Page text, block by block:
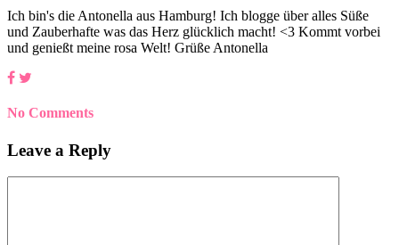
Ich bin's die Antonella aus Hamburg! Ich blogge über alles Süße
und Zauberhafte was das Herz glücklich macht! <3 Kommt vorbei
und genießt meine rosa Welt! Grüße Antonella
No Comments
Leave a Reply